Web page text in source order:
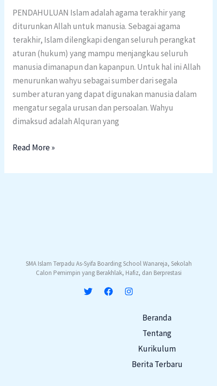
PENDAHULUAN Islam adalah agama terakhir yang
diturunkan Allah untuk manusia. Sebagai agama
terakhir, Islam dilengkapi dengan seluruh perangkat
aturan (hukum) yang mampu menjangkau seluruh
manusia dimanapun dan kapanpun. Untuk hal ini Allah
menurunkan wahyu sebagai sumber dari segala
sumber aturan yang dapat digunakan manusia dalam
mengatur segala urusan dan persoalan. Wahyu
dimaksud adalah Alquran yang
Read More »
SMA Islam Terpadu As-Syifa Boarding School Wanareja, Sekolah
Calon Pemimpin yang Berakhlak, Hafiz, dan Berprestasi
Beranda
Tentang
Kurikulum
Berita Terbaru